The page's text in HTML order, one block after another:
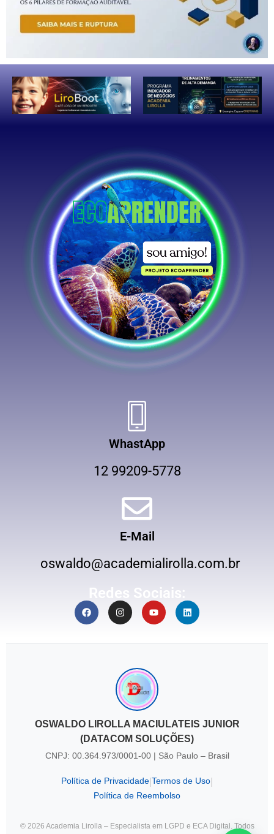
WhastApp
12 99209-5778
E-Mail
oswaldo@academialirolla.com.br
Redes Sociais:
OSWALDO LIROLLA MACIULATEIS JUNIOR
(DATACOM SOLUÇÕES)
CNPJ: 00.364.973/0001-00 | São Paulo – Brasil
Política de Privacidade Termos de Uso
Política de Reembolso
© 2026 Academia Lirolla – Especialista em LGPD e ECA Digital. Todos